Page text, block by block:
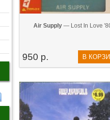
Air Supply— Lost In Love
950 р. В